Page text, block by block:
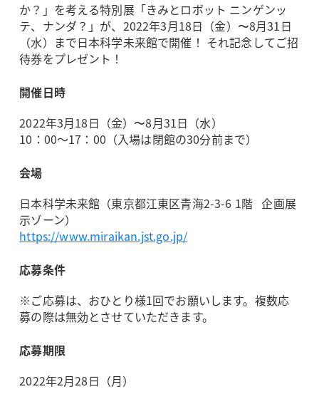
か？」を考える特別展「きみとロボット ニンゲンッ
テ、ナンダ？」が、2022年3月18日（金）〜8月31日
（水）まで日本科学未来館で開催！ それ記念してご招
待券をプレゼント！
開催日時
2022年3月18日（金）〜8月31日（水）
10：00～17：00（入場は閉館の30分前まで）
会場
日本科学未来館（東京都江東区青海2-3-6 1階 企画展
示ゾーン）
https://www.miraikan.jst.go.jp/
応募条件
※ご応募は、おひとり様1回でお願いします。複数応
募の際は無効とさせていただきます。
応募期限
2022年2月28日（月）